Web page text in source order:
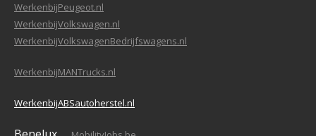
WerkenbijPeugeot.nl
WerkenbijVolkswagen.nl
WerkenbijVolkswagenBedrijfswagens.nl
WerkenbijMANTrucks.nl
WerkenbijABSautoherstel.nl